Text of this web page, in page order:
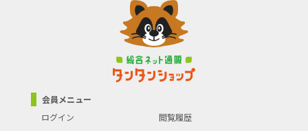
会員メニュー
ログイン
閲覧履歴